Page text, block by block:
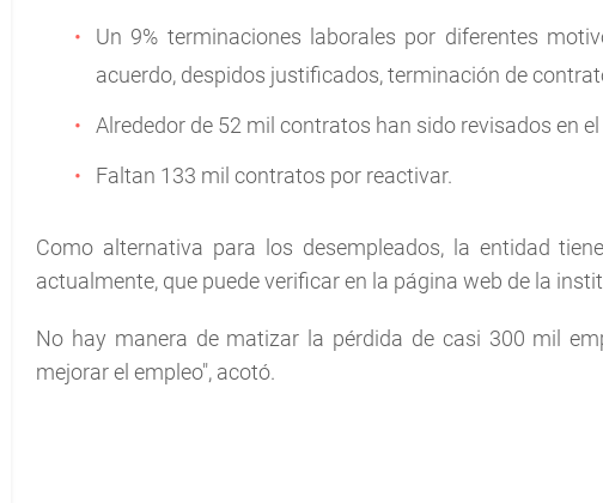
Un 9% terminaciones laborales por diferentes
acuerdo, despidos justificados, terminación de
Alrededor de 52 mil contratos han sido revisados en
Faltan 133 mil contratos por reactivar.
Como alternativa para los desempleados, la entidad
actualmente, que puede verificar en la página web de la
No hay manera de matizar la pérdida de casi 300 mil
mejorar el empleo", acotó.